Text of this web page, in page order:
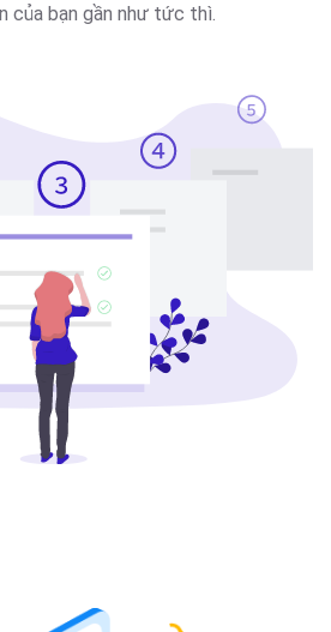
của bạn gần như tức thì.